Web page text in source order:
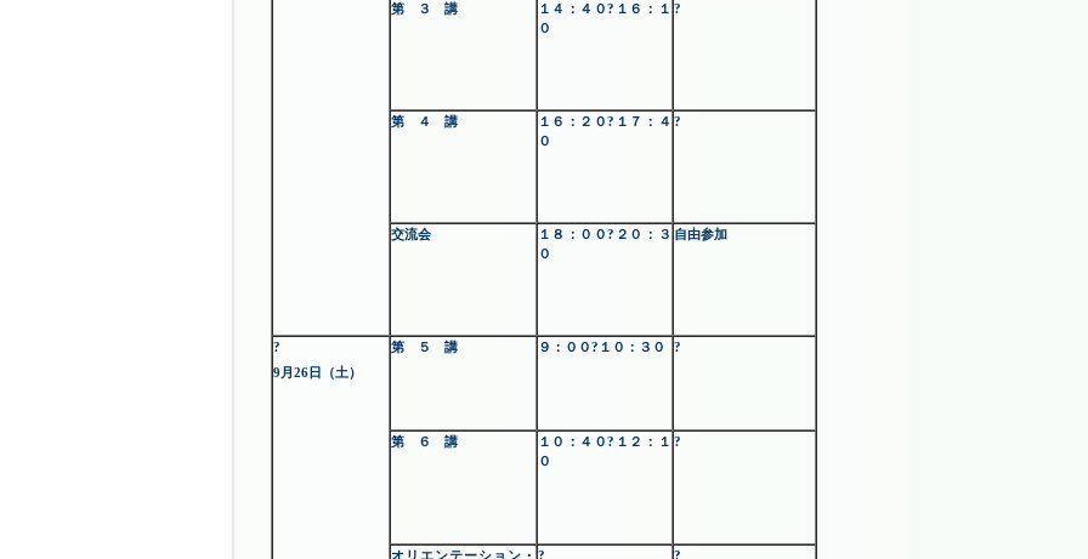
第 ３ 講
１４：４０?１６：１
０
?
第 ４ 講
１６：２０?１７：４
０
?
交流会
１８：００?２０：３
０
自由参加
?
9月26日（土）
第 ５ 講 ９：００?１０：３０ ?
第 ６ 講
１０：４０?１２：１
０
?
オリエンテーション・ ?
?